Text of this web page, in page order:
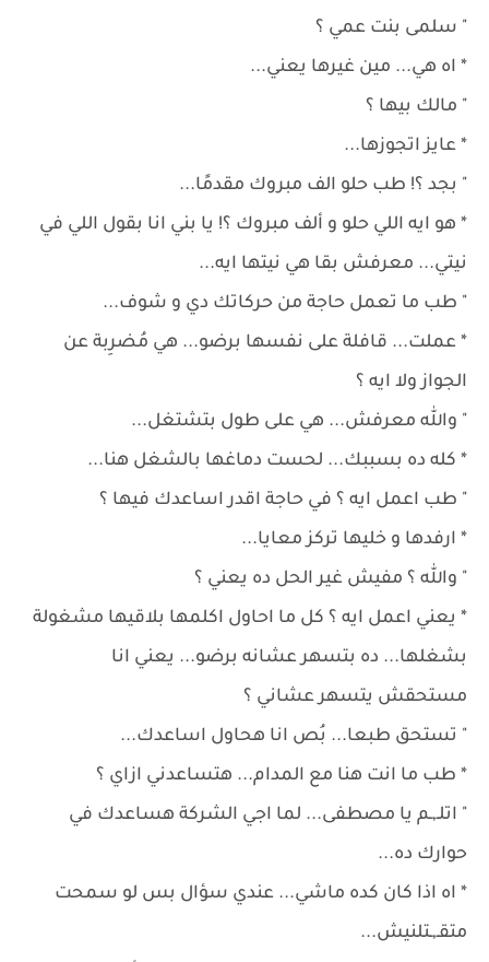
" سلمى بنت عمي ؟
* اه هي... مين غيرها يعني...
" مالك بيها ؟
* عايز اتجوزها...
" بجد ؟! طب حلو الف مبروك مقدمًا...
* هو ايه اللي حلو و ألف مبروك ؟! يا بني انا بقول اللي في
نيتي... معرفش بقا هي نيتها ايه...
" طب ما تعمل حاجة من حركاتك دي و شوف...
* عملت... قافلة على نفسها برضو... هي مُضرِبة عن
الجواز ولا ايه ؟
" والله معرفش... هي على طول بتشتغل...
* كله ده بسببك... لحست دماغها بالشغل هنا...
" طب اعمل ايه ؟ في حاجة اقدر اساعدك فيها ؟
* ارفدها و خليها تركز معايا...
" والله ؟ مفيش غير الحل ده يعني ؟
* يعني اعمل ايه ؟ كل ما احاول اكلمها بلاقيها مشغولة
بشغلها... ده بتسهر عشانه برضو... يعني انا
مستحقش يتسهر عشاني ؟
" تستحق طبعا... بُص انا هحاول اساعدك...
* طب ما انت هنا مع المدام... هتساعدني ازاي ؟
" اتلـ,ـم يا مصطفى... لما اجي الشركة هساعدك في
حوارك ده...
* اه اذا كان كده ماشي... عندي سؤال بس لو سمحت
متقـ,ـتلنيش...